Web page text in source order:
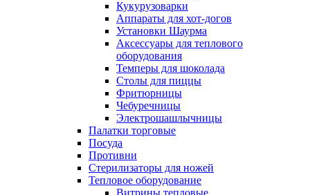
Кукурузоварки
Аппараты для хот-догов
Установки Шаурма
Аксессуары для теплового
оборудования
Темперы для шоколада
Столы для пиццы
Фритюрницы
Чебуречницы
Электрошашлычницы
Палатки торговые
Посуда
Противни
Стерилизаторы для ножей
Тепловое оборудование
Витрины тепловые